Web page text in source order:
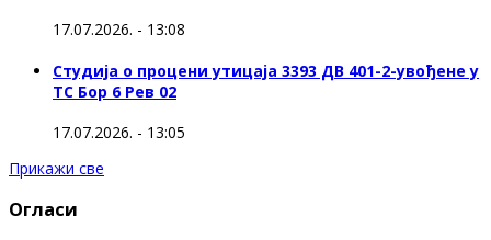
17.07.2026. - 13:08
Студија о процени утицаја 3393 ДВ 401-2-увођене у
ТС Бор 6 Рев 02
17.07.2026. - 13:05
Прикажи све
Огласи